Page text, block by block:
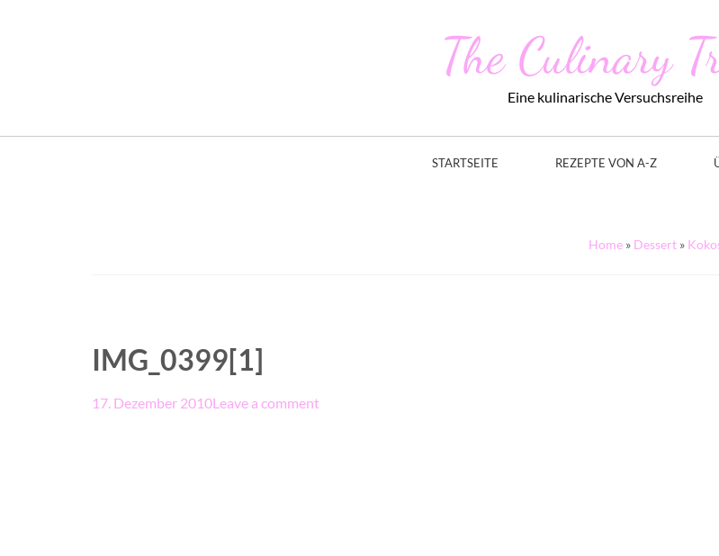
The Culinary
Eine kulinarische Versuchsreihe
STARTSEITE REZEPTE VON A-Z
Home » Dessert »
IMG_0399[1]
17. Dezember 2010Leave a comment